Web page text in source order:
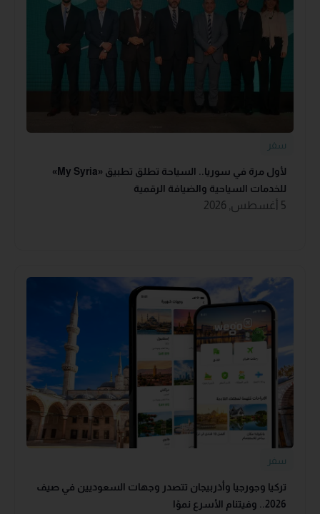
سفر
لأول مرة في سوريا.. السياحة تطلق تطبيق «‏My Syria‏»
للخدمات السياحية والضيافة ‏الرقمية
5 أغسطس, 2026
سفر
تركيا وجورجيا وأذربيجان تتصدر وجهات السعوديين في صيف
2026.. وفيتنام الأسرع نموًا